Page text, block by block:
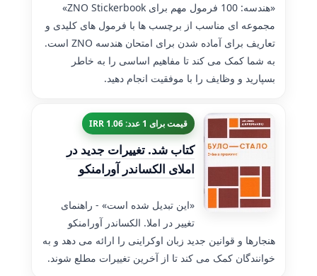
«هندسه: 100 فرمول مهم برای ZNO Stickerbook»
مجموعه ای مناسب از برچسب ها با فرمول های کلیدی و
تعاریف برای آماده شدن برای امتحان هندسه ZNO است.
به شما کمک می کند تا مفاهیم اساسی را به خاطر
بسپارید و وظایف را با موفقیت انجام دهید.
قیمت برای 1 عدد: 1.06 IRR
کتاب شد. تغییرات جدید در
املای الکساندر آورامنکو
«این تبدیل شده است» - راهنمای
تغییر در املا. الکساندر آورامنکو
هنجارها و قوانین جدید زبان اوکراینی را ارائه می دهد و به
خوانندگان کمک می کند تا از آخرین تغییرات مطلع شوند.